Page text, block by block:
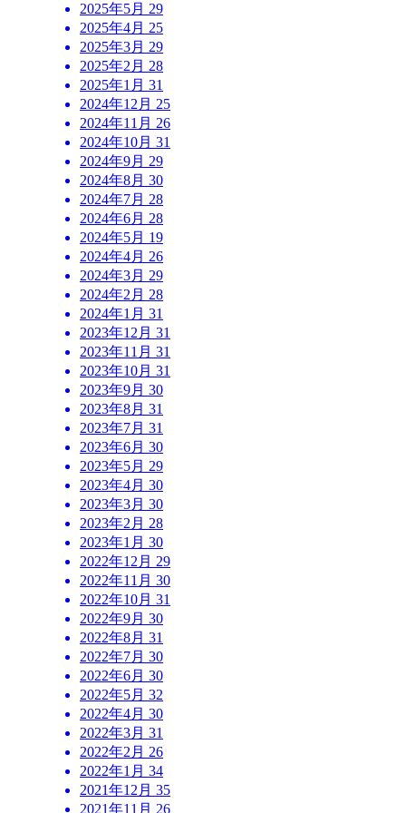
2025年5月 29
2025年4月 25
2025年3月 29
2025年2月 28
2025年1月 31
2024年12月 25
2024年11月 26
2024年10月 31
2024年9月 29
2024年8月 30
2024年7月 28
2024年6月 28
2024年5月 19
2024年4月 26
2024年3月 29
2024年2月 28
2024年1月 31
2023年12月 31
2023年11月 31
2023年10月 31
2023年9月 30
2023年8月 31
2023年7月 31
2023年6月 30
2023年5月 29
2023年4月 30
2023年3月 30
2023年2月 28
2023年1月 30
2022年12月 29
2022年11月 30
2022年10月 31
2022年9月 30
2022年8月 31
2022年7月 30
2022年6月 30
2022年5月 32
2022年4月 30
2022年3月 31
2022年2月 26
2022年1月 34
2021年12月 35
2021年11月 26